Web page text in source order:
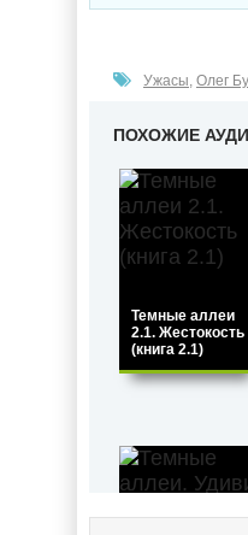
Ужасы, Олег
ПОХОЖИЕ
Темные аллеи
2.1. Жестокость
(книга 2.1)